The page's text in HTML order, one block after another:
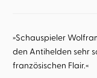
»Schauspieler
den Antihelden sehr
französischen Flair.«